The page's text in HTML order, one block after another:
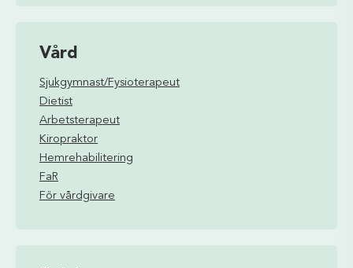
Vård
Sjukgymnast/Fysioterapeut
Dietist
Arbetsterapeut
Kiropraktor
Hemrehabilitering
FaR
För vårdgivare